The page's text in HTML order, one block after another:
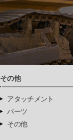
その他
アタッチメント
パーツ
その他